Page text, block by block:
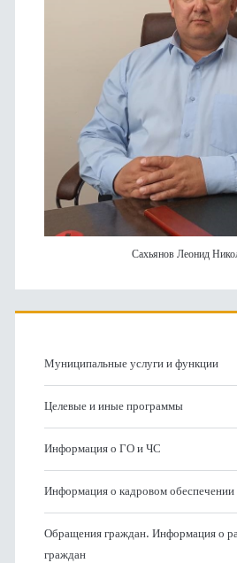
Сахьянов Леонид
Муниципальные услуги и функции
Целевые и иные программы
Информация о ГО и ЧС
Информация о кадровом обеспечении
Обращения граждан. Информация о
граждан